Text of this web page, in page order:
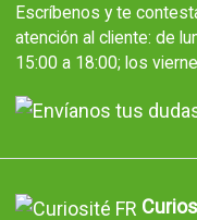
Escríbenos y te
atención al cliente: de
15:00 a 18:00; los